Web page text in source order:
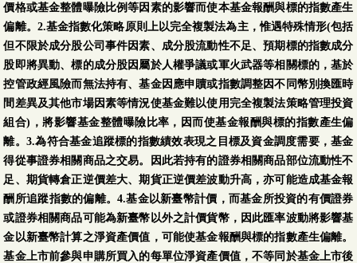
價格或基金整體曝險比例等因素的影響而使本基金報酬與標的指數產生
偏離。2.基金指數化策略原則上以完全複製法為主，惟遇特殊情形(包括
但不限於成分股公司事件因素、成分股流動性不足、預期標的指數成分
股即將異動、標的成分股因屬於人權爭議或軍火武器等相關標的，基於
控管政經風險而無法持有、基金因應申贖或指數調整因不同幣別換匯時
間差異及其他市場因素等情況使基金難以使用完全複製法策略管理投資
組合)，將影響基金整體曝險比率，因而使基金報酬與標的指數產生偏
離。3.為符合基金追蹤標的指數績效表現之目標及資金調度需要，基金
得從事證券相關商品之交易。因此若持有的證券相關商品部位流動性不
足、期貨轉倉正逆價差大、期貨正逆價差波動升高，亦可能造成基金報
酬所追蹤指數的偏離。4.基金以新臺幣計價，而基金所投資的有價證券
或證券相關商品可能為新臺幣以外之計價貨幣，因此匯率波動將影響基
金以新臺幣計算之淨資產價值，可能使基金報酬與標的指數產生偏離。
基金上市前參與申購所買入的每單位淨資產價值，不等同於基金上市後